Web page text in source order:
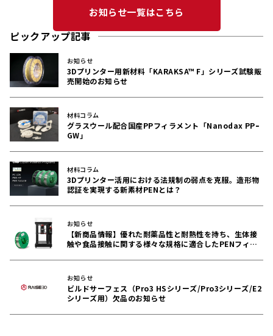
お知らせ一覧はこちら
ピックアップ記事
お知らせ
3Dプリンター用新材料「KARAKSA™ F」シリーズ試験販
売開始のお知らせ
材料コラム
グラスウール配合国産PPフィラメント「Nanodax PPｰ
GW」
材料コラム
3Dプリンター活用における法規制の弱点を克服。造形物
認証を実現する新素材PENとは？
お知らせ
【新商品情報】優れた耐薬品性と耐熱性を持ち、生体接
触や食品接触に関する様々な規格に適合したPENフィラ
お知らせ
ビルドサーフェス（Pro3 HSシリーズ/Pro3シリーズ/E2
シリーズ用）欠品のお知らせ